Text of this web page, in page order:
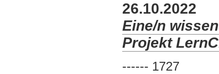
26.10.2022
Eine/n
Projekt
------ 1727